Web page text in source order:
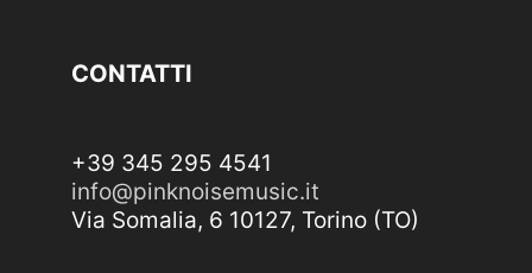
CONTATTI
+39 345 295 4541
info@pinknoisemusic.it
Via Somalia, 6 10127, Torino (TO)